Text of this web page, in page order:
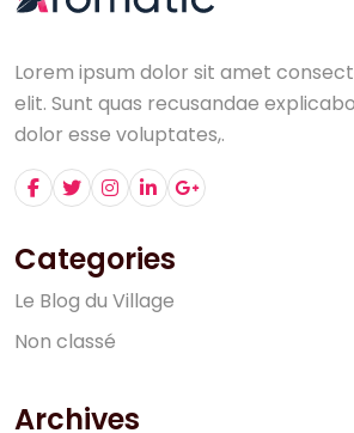
Lorem ipsum dolor sit amet
elit. Sunt quas recusandae
dolor esse voluptates,.
Categories
Le Blog du Village
Non classé
Archives